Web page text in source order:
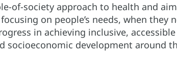
of-society approach to health and
on people’s needs, when they
in achieving inclusive,
socioeconomic development around